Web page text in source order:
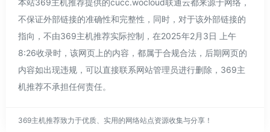
不保证外部链接的准确性和完整性，同时，对于该外部链接的
指向，不由369主机推荐实际控制，在2025年2月3日 上午
8:26收录时，该网页上的内容，都属于合规合法，后期网页的
内容如出现违规，可以直接联系网站管理员进行删除，369主
机推荐不承担任何责任。
369主机推荐致力于优质、实用的网络站点资源收集与分享！